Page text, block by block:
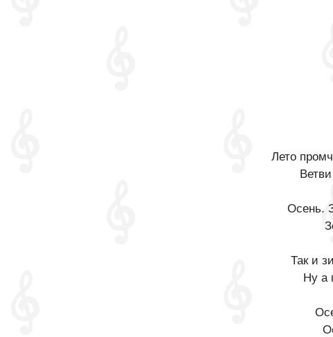
Лето
Осень.
Так и
Ну а